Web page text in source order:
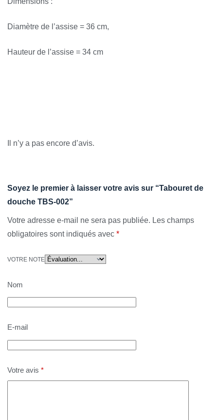
Diamètre de l’assise = 36 cm,
Hauteur de l’assise = 34 cm
Il n’y a pas encore d’avis.
Soyez le premier à laisser votre avis sur “Tabouret de
douche TBS-002”
Votre adresse e-mail ne sera pas publiée. Les champs
obligatoires sont indiqués avec *
VOTRE NOTE
Nom
E-mail
Votre avis *